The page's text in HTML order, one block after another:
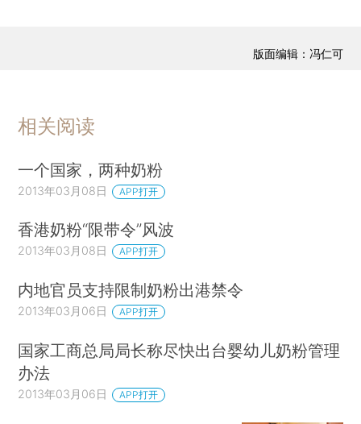
版面编辑：冯仁可
相关阅读
一个国家，两种奶粉
2013年03月08日 APP打开
香港奶粉“限带令”风波
2013年03月08日 APP打开
内地官员支持限制奶粉出港禁令
2013年03月06日 APP打开
国家工商总局局长称尽快出台婴幼儿奶粉管理
办法
2013年03月06日 APP打开